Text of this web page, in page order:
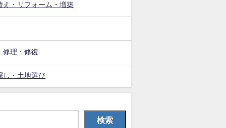
え・リフォーム・増築
修理・修復
し・土地選び
検索